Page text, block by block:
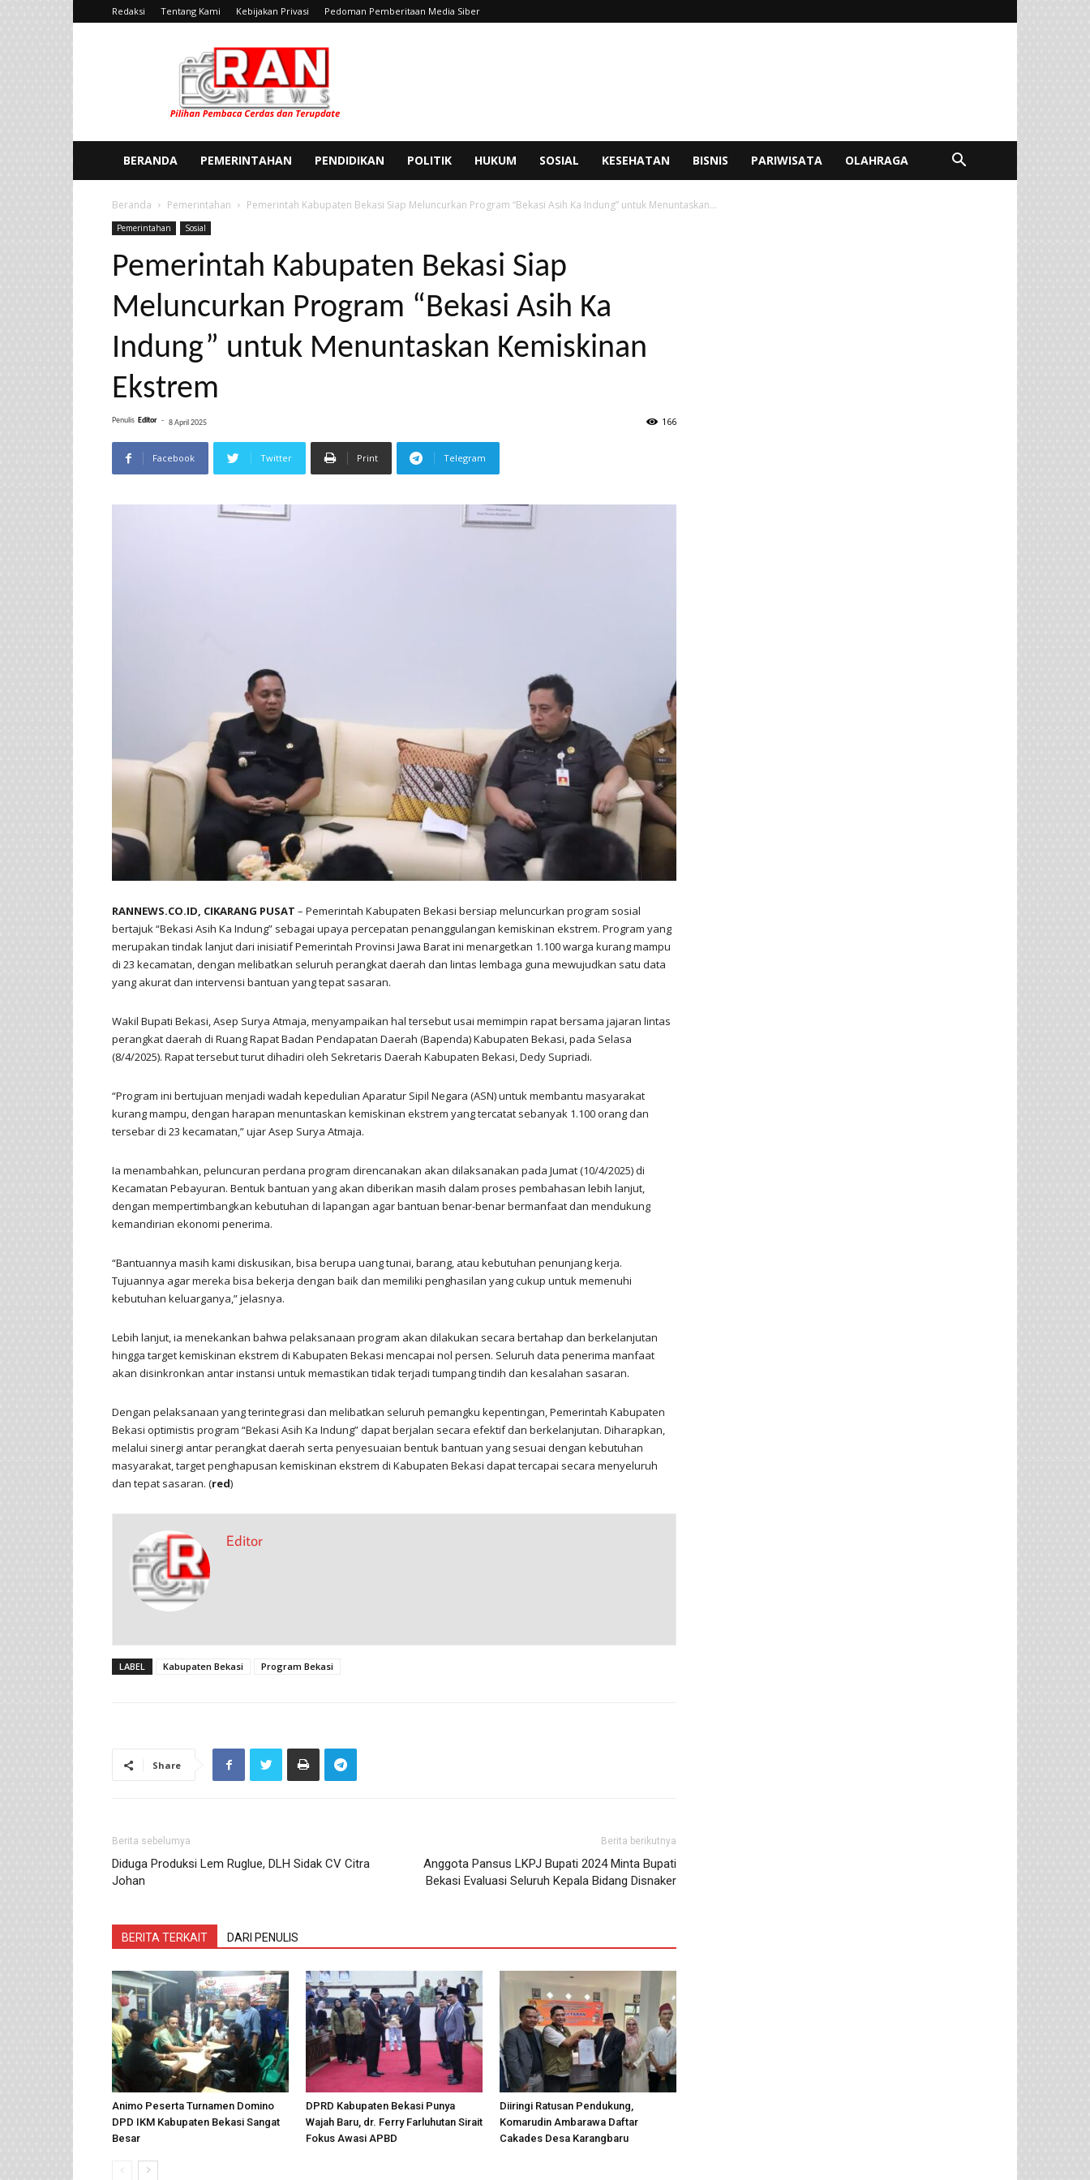
Redaksi Tentang Kami Kebijakan Privasi Pedoman Pemberitaan Media Siber
News
BERANDA PEMERINTAHAN PENDIDIKAN POLITIK HUKUM SOSIAL KESEHATAN BISNIS PARIWISATA OLAHRAGA
Beranda Pemerintahan Pemerintah Kabupaten Bekasi Siap Meluncurkan Program “Bekasi Asih Ka Indung” untuk Menuntaskan...
Pemerintahan Sosial
Pemerintah Kabupaten Bekasi Siap
Meluncurkan Program “Bekasi Asih Ka
Indung” untuk Menuntaskan Kemiskinan
Ekstrem
Penulis Editor - 8 April 2025 166
Facebook Twitter Print Telegram
RANNEWS.CO.ID, CIKARANG PUSAT – Pemerintah Kabupaten Bekasi bersiap meluncurkan program sosial
bertajuk “Bekasi Asih Ka Indung” sebagai upaya percepatan penanggulangan kemiskinan ekstrem. Program yang
merupakan tindak lanjut dari inisiatif Pemerintah Provinsi Jawa Barat ini menargetkan 1.100 warga kurang mampu
di 23 kecamatan, dengan melibatkan seluruh perangkat daerah dan lintas lembaga guna mewujudkan satu data
yang akurat dan intervensi bantuan yang tepat sasaran.
Wakil Bupati Bekasi, Asep Surya Atmaja, menyampaikan hal tersebut usai memimpin rapat bersama jajaran lintas
perangkat daerah di Ruang Rapat Badan Pendapatan Daerah (Bapenda) Kabupaten Bekasi, pada Selasa
(8/4/2025). Rapat tersebut turut dihadiri oleh Sekretaris Daerah Kabupaten Bekasi, Dedy Supriadi.
“Program ini bertujuan menjadi wadah kepedulian Aparatur Sipil Negara (ASN) untuk membantu masyarakat
kurang mampu, dengan harapan menuntaskan kemiskinan ekstrem yang tercatat sebanyak 1.100 orang dan
tersebar di 23 kecamatan,” ujar Asep Surya Atmaja.
Ia menambahkan, peluncuran perdana program direncanakan akan dilaksanakan pada Jumat (10/4/2025) di
Kecamatan Pebayuran. Bentuk bantuan yang akan diberikan masih dalam proses pembahasan lebih lanjut,
dengan mempertimbangkan kebutuhan di lapangan agar bantuan benar-benar bermanfaat dan mendukung
kemandirian ekonomi penerima.
“Bantuannya masih kami diskusikan, bisa berupa uang tunai, barang, atau kebutuhan penunjang kerja.
Tujuannya agar mereka bisa bekerja dengan baik dan memiliki penghasilan yang cukup untuk memenuhi
kebutuhan keluarganya,” jelasnya.
Lebih lanjut, ia menekankan bahwa pelaksanaan program akan dilakukan secara bertahap dan berkelanjutan
hingga target kemiskinan ekstrem di Kabupaten Bekasi mencapai nol persen. Seluruh data penerima manfaat
akan disinkronkan antar instansi untuk memastikan tidak terjadi tumpang tindih dan kesalahan sasaran.
Dengan pelaksanaan yang terintegrasi dan melibatkan seluruh pemangku kepentingan, Pemerintah Kabupaten
Bekasi optimistis program “Bekasi Asih Ka Indung” dapat berjalan secara efektif dan berkelanjutan. Diharapkan,
melalui sinergi antar perangkat daerah serta penyesuaian bentuk bantuan yang sesuai dengan kebutuhan
masyarakat, target penghapusan kemiskinan ekstrem di Kabupaten Bekasi dapat tercapai secara menyeluruh
dan tepat sasaran. (red)
Editor
LABEL Kabupaten Bekasi Program Bekasi
Share
Berita sebelumya
Diduga Produksi Lem Ruglue, DLH Sidak CV Citra
Johan
Berita berikutnya
Anggota Pansus LKPJ Bupati 2024 Minta Bupati
Bekasi Evaluasi Seluruh Kepala Bidang Disnaker
BERITA TERKAIT DARI PENULIS
Animo Peserta Turnamen Domino
DPD IKM Kabupaten Bekasi Sangat
Besar
DPRD Kabupaten Bekasi Punya
Wajah Baru, dr. Ferry Farluhutan Sirait
Fokus Awasi APBD
Diiringi Ratusan Pendukung,
Komarudin Ambarawa Daftar
Cakades Desa Karangbaru